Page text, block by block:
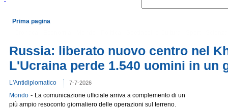
Prima pagina
Russia: liberato nuovo centro nel
L'Ucraina perde 1.540 uomini in un
L'Antidiplomatico 7-7-2026
Mondo - La comunicazione ufficiale arriva a complemento di un
più ampio resoconto giornaliero delle operazioni sul terreno.